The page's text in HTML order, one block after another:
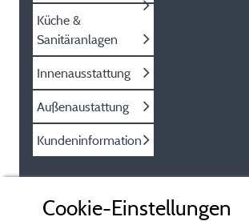
Küche &
Sanitäranlagen
Innenausstattung
Außenaustattung
Kundeninformation
Cookie-Einstellungen